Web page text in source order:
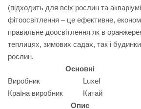
(підходить для всіх рослин та
фітоосвітлення – це ефективне,
правильне доосвітлення як в
теплицях, зимових садах, так і
рослин.
Основні
Виробник
Luxel
Країна виробник
Китай
Опис